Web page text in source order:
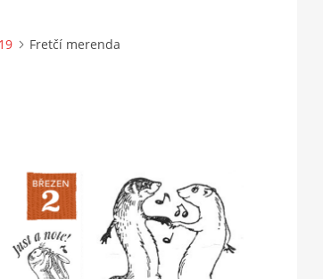
Fretčí merenda